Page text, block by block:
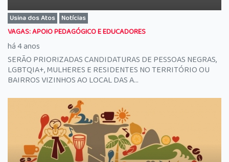
Usina dos Atos Notícias
VAGAS: APOIO PEDAGÓGICO E EDUCADORES
há 4 anos
SERÃO PRIORIZADAS CANDIDATURAS DE PESSOAS NEGRAS,
LGBTQIA+, MULHERES E RESIDENTES NO TERRITÓRIO OU
BAIRROS VIZINHOS AO LOCAL DAS A...